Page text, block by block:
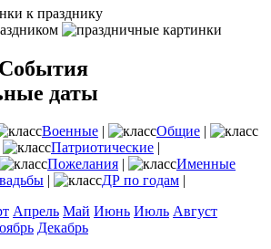
даты
Военные | Общие |
Патриотические |
Пожелания |
Именные
| ДР по годам |
Апрель Май Июнь Июль Август
Декабрь